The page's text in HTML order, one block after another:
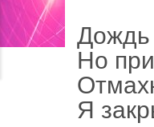
Дождь
Но
Я